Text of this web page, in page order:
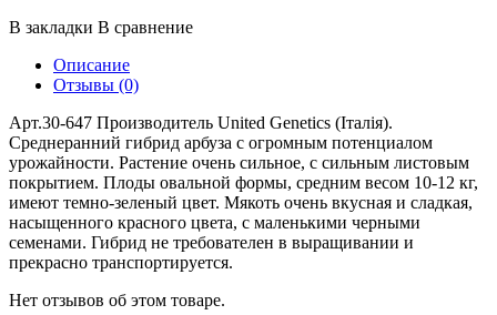
В закладки В сравнение
Описание
Отзывы (0)
Арт.30-647 Производитель United Genetics (Італія).
Среднеранний гибрид арбуза с огромным потенциалом
урожайности. Растение очень сильное, с сильным листовым
покрытием. Плоды овальной формы, средним весом 10-12 кг,
имеют темно-зеленый цвет. Мякоть очень вкусная и сладкая,
насыщенного красного цвета, с маленькими черными
семенами. Гибрид не требователен в выращивании и
прекрасно транспортируется.
Нет отзывов об этом товаре.